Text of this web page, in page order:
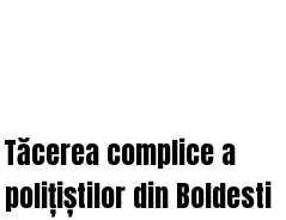
complice a
din Boldesti